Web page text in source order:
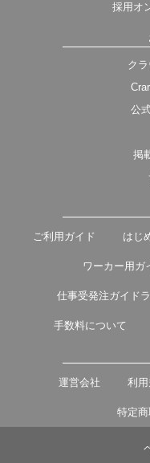
採用オ
ク
公
掲
ご利用ガイド はじ
ワーカー用ガ
仕事受発注ガイド
手数料について
運営会社 利
特定